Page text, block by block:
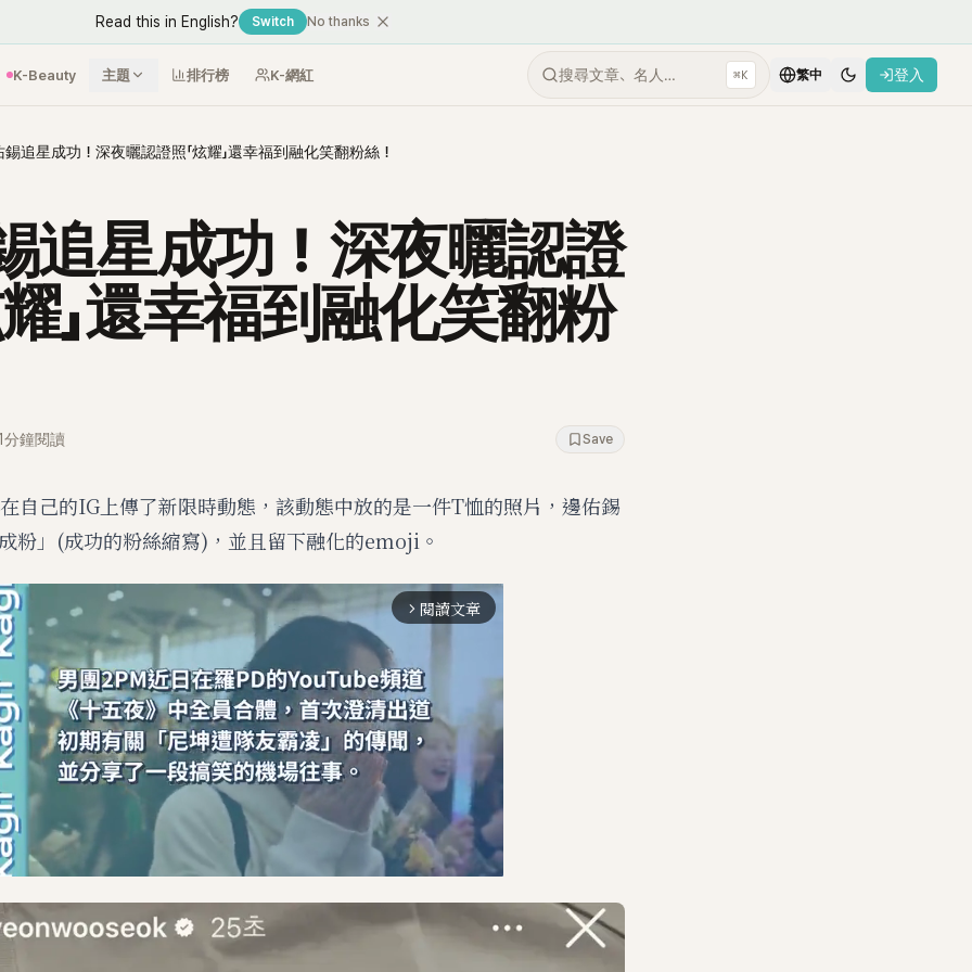
Read this in English? Switch No thanks
K-Beauty 主題 排行榜 K-網紅 搜尋文章、名人… ⌘K 繁中 登入
錫追星成功！深夜曬認證照「炫耀」還幸福到融化笑翻粉絲！
追星成功！深夜曬認證
耀」還幸福到融化笑翻粉
分鐘閱讀 Save
自己的IG上傳了新限時動態，該動態中放的是一件T恤的照片，邊佑錫
粉」(成功的粉絲縮寫)，並且留下融化的emoji。
arrow_forward_ios 閱讀文章